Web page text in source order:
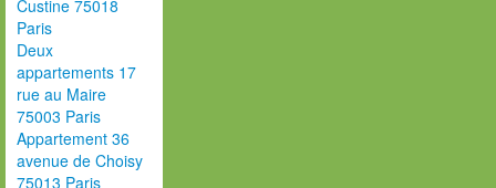
Custine 75018
Paris
Deux
appartements 17
rue au Maire
75003 Paris
Appartement 36
avenue de Choisy
75013 Paris